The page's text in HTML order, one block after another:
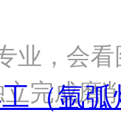
业，会
立完成
（氩